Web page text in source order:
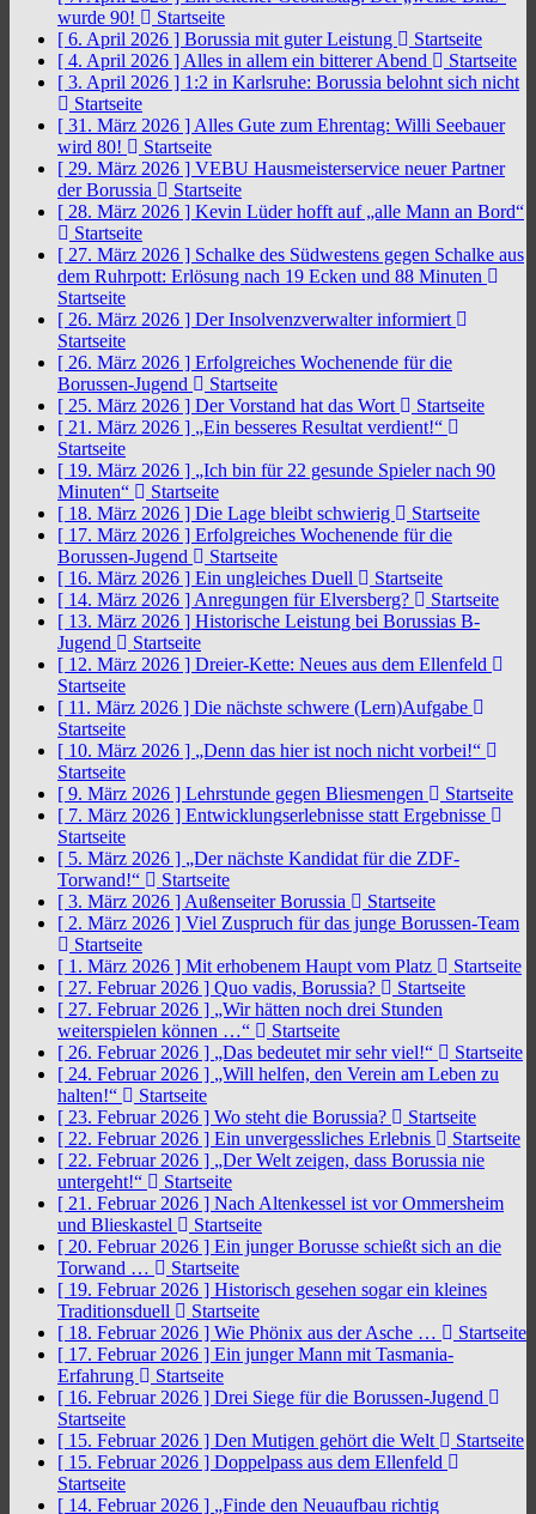
wurde 90!
Startseite
[ 6. April 2026 ] Borussia mit guter Leistung
Startseite
[ 4. April 2026 ] Alles in allem ein bitterer Abend
Startseite
[ 3. April 2026 ] 1:2 in Karlsruhe: Borussia belohnt sich nicht
Startseite
[ 31. März 2026 ] Alles Gute zum Ehrentag: Willi Seebauer
wird 80!
Startseite
[ 29. März 2026 ] VEBU Hausmeisterservice neuer Partner
der Borussia
Startseite
[ 28. März 2026 ] Kevin Lüder hofft auf „alle Mann an Bord“
Startseite
[ 27. März 2026 ] Schalke des Südwestens gegen Schalke aus
dem Ruhrpott: Erlösung nach 19 Ecken und 88 Minuten
Startseite
[ 26. März 2026 ] Der Insolvenzverwalter informiert
Startseite
[ 26. März 2026 ] Erfolgreiches Wochenende für die
Borussen-Jugend
Startseite
[ 25. März 2026 ] Der Vorstand hat das Wort
Startseite
[ 21. März 2026 ] „Ein besseres Resultat verdient!“
Startseite
[ 19. März 2026 ] „Ich bin für 22 gesunde Spieler nach 90
Minuten“
Startseite
[ 18. März 2026 ] Die Lage bleibt schwierig
Startseite
[ 17. März 2026 ] Erfolgreiches Wochenende für die
Borussen-Jugend
Startseite
[ 16. März 2026 ] Ein ungleiches Duell
Startseite
[ 14. März 2026 ] Anregungen für Elversberg?
Startseite
[ 13. März 2026 ] Historische Leistung bei Borussias B-
Jugend
Startseite
[ 12. März 2026 ] Dreier-Kette: Neues aus dem Ellenfeld
Startseite
[ 11. März 2026 ] Die nächste schwere (Lern)Aufgabe
Startseite
[ 10. März 2026 ] „Denn das hier ist noch nicht vorbei!“
Startseite
[ 9. März 2026 ] Lehrstunde gegen Bliesmengen
Startseite
[ 7. März 2026 ] Entwicklungserlebnisse statt Ergebnisse
Startseite
[ 5. März 2026 ] „Der nächste Kandidat für die ZDF-
Torwand!“
Startseite
[ 3. März 2026 ] Außenseiter Borussia
Startseite
[ 2. März 2026 ] Viel Zuspruch für das junge Borussen-Team
Startseite
[ 1. März 2026 ] Mit erhobenem Haupt vom Platz
Startseite
[ 27. Februar 2026 ] Quo vadis, Borussia?
Startseite
[ 27. Februar 2026 ] „Wir hätten noch drei Stunden
weiterspielen können …“
Startseite
[ 26. Februar 2026 ] „Das bedeutet mir sehr viel!“
Startseite
[ 24. Februar 2026 ] „Will helfen, den Verein am Leben zu
halten!“
Startseite
[ 23. Februar 2026 ] Wo steht die Borussia?
Startseite
[ 22. Februar 2026 ] Ein unvergessliches Erlebnis
Startseite
[ 22. Februar 2026 ] „Der Welt zeigen, dass Borussia nie
untergeht!“
Startseite
[ 21. Februar 2026 ] Nach Altenkessel ist vor Ommersheim
und Blieskastel
Startseite
[ 20. Februar 2026 ] Ein junger Borusse schießt sich an die
Torwand …
Startseite
[ 19. Februar 2026 ] Historisch gesehen sogar ein kleines
Traditionsduell
Startseite
[ 18. Februar 2026 ] Wie Phönix aus der Asche …
Startseite
[ 17. Februar 2026 ] Ein junger Mann mit Tasmania-
Erfahrung
Startseite
[ 16. Februar 2026 ] Drei Siege für die Borussen-Jugend
Startseite
[ 15. Februar 2026 ] Den Mutigen gehört die Welt
Startseite
[ 15. Februar 2026 ] Doppelpass aus dem Ellenfeld
Startseite
[ 14. Februar 2026 ] „Finde den Neuaufbau richtig